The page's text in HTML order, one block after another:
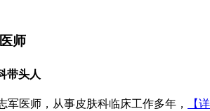
师
带头人
军医师，从事皮肤科临床工作多年， 【